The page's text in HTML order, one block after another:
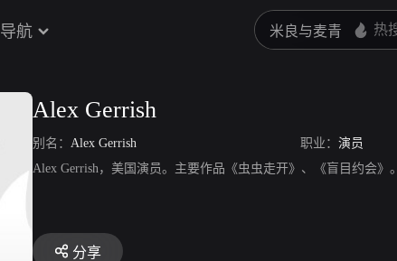
导航
Alex Gerrish
别名： Alex Gerrish 职业： 演员
Alex Gerrish，美国演员。主要作品《虫虫走开》、《盲目约会》。
分享